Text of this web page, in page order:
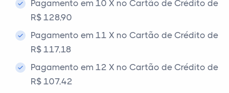
Pagamento em 10 X no Cartão de Crédito de
R$ 128,90
Pagamento em 11 X no Cartão de Crédito de
R$ 117,18
Pagamento em 12 X no Cartão de Crédito de
R$ 107,42